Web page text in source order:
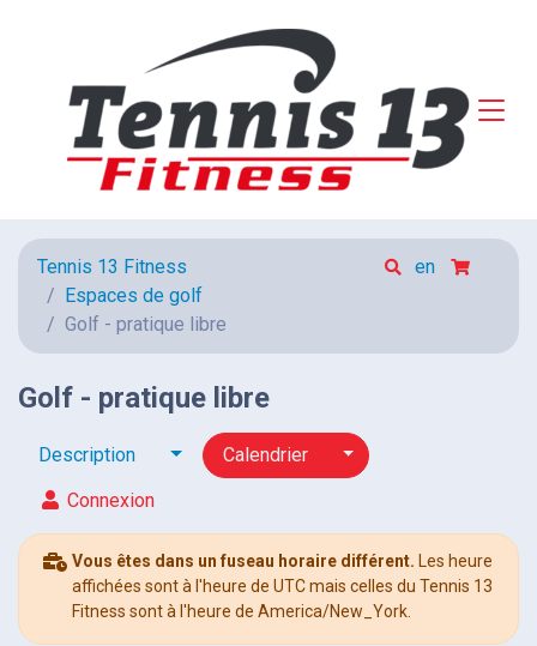
Tennis 13 Fitness
Espaces de golf
Golf - pratique libre
en
Golf - pratique libre
Description Toggle dropdown
Calendrier Toggle dropdown
Connexion
Vous êtes dans un fuseau horaire différent. Les heure
affichées sont à l'heure de UTC mais celles du Tennis 13
Fitness sont à l'heure de America/New_York.